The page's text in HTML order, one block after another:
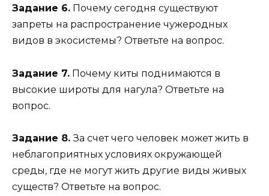
Задание 6. Почему сегодня существуют
запреты на распространение чужеродных
видов в экосистемы? Ответьте на вопрос.
Задание 7. Почему киты поднимаются в
высокие широты для нагула? Ответьте на
вопрос.
Задание 8.За счет чего человек может жить в
неблагоприятных условиях окружающей
среды, где не могут жить другие виды живых
существ? Ответьте на вопрос.